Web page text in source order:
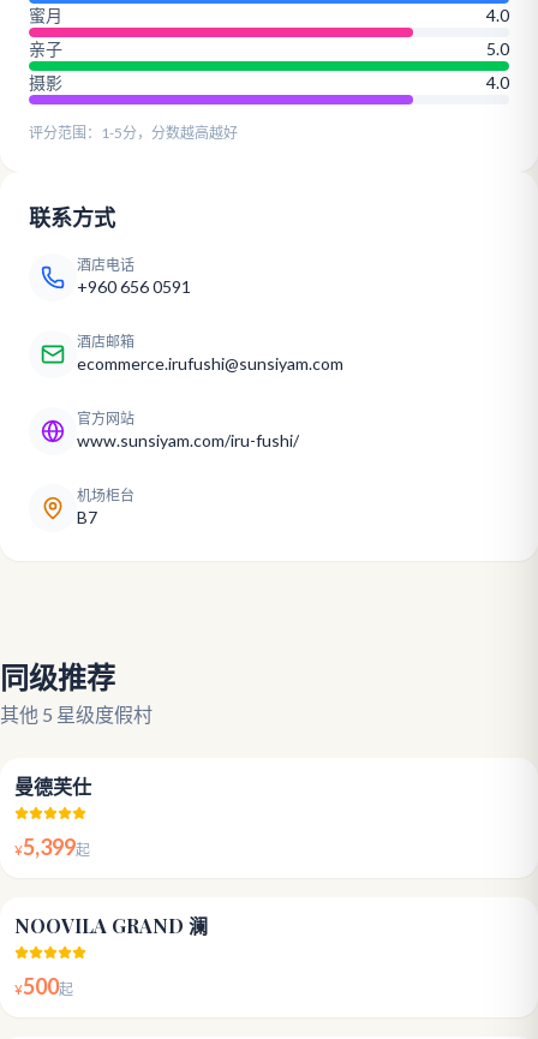
蜜月
4.0
亲子
5.0
摄影
4.0
评分范围：1-5分，分数越高越好
联系方式
酒店电话
+960 656 0591
酒店邮箱
ecommerce.irufushi@sunsiyam.com
官方网站
www.sunsiyam.com/iru-fushi/
机场柜台
B7
同级推荐
其他 5 星级度假村
曼德芙仕
¥5,399起
NOOVILA GRAND 澜
¥500起